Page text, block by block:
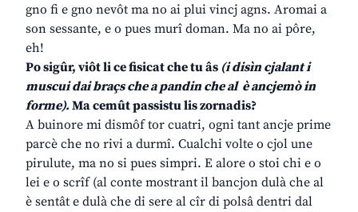
gno fi e gno nevôt ma no ai plui vincj agns. Aromai a
son sessante, e o pues murî doman. Ma no ai pôre,
eh!
Po sigûr, viôt li ce fisicat che tu âs (i disìn cjalant i
muscui dai braçs che a pandin che al è ancjemò in
forme).Ma cemût passistu lis zornadis?
A buinore mi dismôf tor cuatri, ogni tant ancje prime
parcè che no rivi a durmî. Cualchi volte o cjol une
pirulute, ma no si pues simpri. E alore o stoi chi e o
lei e o scrîf (al conte mostrant il bancjon dulà che al
è sentât e dulà che di sere al cîr di polsâ dentri dal